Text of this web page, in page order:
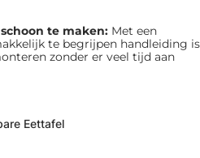
te maken: Met een
te begrijpen handleiding is
zonder er veel tijd aan
Eettafel